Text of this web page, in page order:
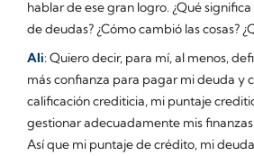
hablar de ese gran logro. ¿Qué
de deudas? ¿Cómo cambió las cosas?
Ali: Quiero decir, para mí, al menos,
más confianza para pagar mi deuda y
calificación crediticia, mi puntaje
gestionar adecuadamente mis
Así que mi puntaje de crédito, mi